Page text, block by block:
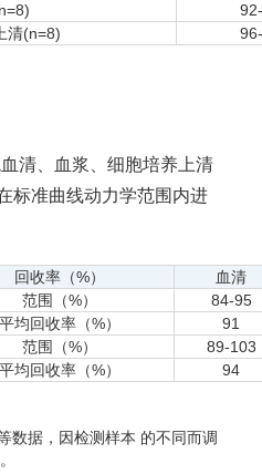
清(n=8)
清、血浆、细胞培养上清
标准曲线动力学范围内进
回收率（%）
血清
范围（%）
84-95
平均回收率（%）
91
范围（%）
89-103
平均回收率（%）
94
数据，因检测样本 的不同而调